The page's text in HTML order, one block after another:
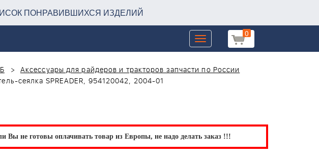
ПОНРАВИВШИХСЯ ИЗДЕЛИЙ
0
Toggle
navigation
Аксессуары для райдеров и тракторов запчасти по России
сеялка SPREADER, 954120042, 2004-01
Вы не готовы оплачивать товар из Европы, не надо делать заказ !!!